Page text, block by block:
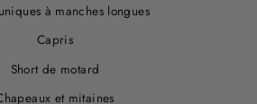
à manches longues
Capris
Short de motard
et mitaines